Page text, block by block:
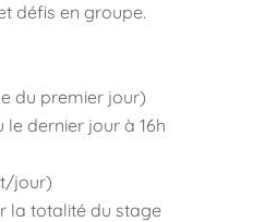
défis en groupe.
du premier jour)
dernier jour à 16h
jour)
la totalité du stage